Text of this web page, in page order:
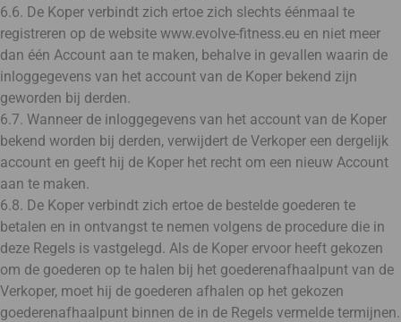
6.6. De Koper verbindt zich ertoe zich slechts éénmaal te
registreren op de website www.evolve-fitness.eu en niet meer
dan één Account aan te maken, behalve in gevallen waarin de
inloggegevens van het account van de Koper bekend zijn
geworden bij derden.
6.7. Wanneer de inloggegevens van het account van de Koper
bekend worden bij derden, verwijdert de Verkoper een dergelijk
account en geeft hij de Koper het recht om een nieuw Account
aan te maken.
6.8. De Koper verbindt zich ertoe de bestelde goederen te
betalen en in ontvangst te nemen volgens de procedure die in
deze Regels is vastgelegd. Als de Koper ervoor heeft gekozen
om de goederen op te halen bij het goederenafhaalpunt van de
Verkoper, moet hij de goederen afhalen op het gekozen
goederenafhaalpunt binnen de in de Regels vermelde termijnen.